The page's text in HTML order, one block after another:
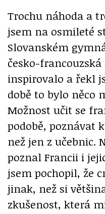
Trochu náhoda a
jsem na osmileté
Slovanském
česko-francouzská
inspirovalo a řekl
době to bylo něco
Možnost učit se
podobě, poznávat
než jen z učebnic.
poznal Francii i
jsem pochopil, že
jinak, než si
zkušenost, která